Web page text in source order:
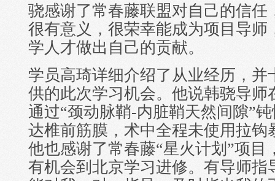
骁感谢了常春藤联盟对自己的信任
很有意义，很荣幸能成为项目导师
学人才做出自己的贡献。
学员高琦详细介绍了从业经历，并
供的此次学习机会。他说韩骁导师
通过“颈动脉鞘-内脏鞘天然间隙”
达椎前筋膜，术中全程未使用拉钩
他也感谢了常春藤“星火计划”项目
有机会到北京学习进修。有导师指